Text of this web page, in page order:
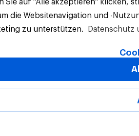
Sie auf "Alle akzeptieren" klicken,
die Websitenavigation und -
zu unterstützen.
Datenschutz